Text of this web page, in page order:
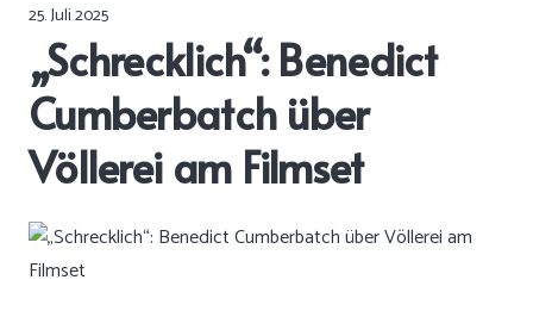
25. Juli 2025
„Schrecklich“: Benedict
Cumberbatch über
Völlerei am Filmset